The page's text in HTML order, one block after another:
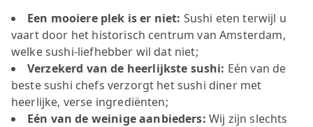
Een mooiere plek is er niet: Sushi eten terwijl u
vaart door het historisch centrum van Amsterdam,
welke sushi-liefhebber wil dat niet;
Verzekerd van de heerlijkste sushi: Eén van de
beste sushi chefs verzorgt het sushi diner met
heerlijke, verse ingrediënten;
Eén van de weinige aanbieders: Wij zijn slechts